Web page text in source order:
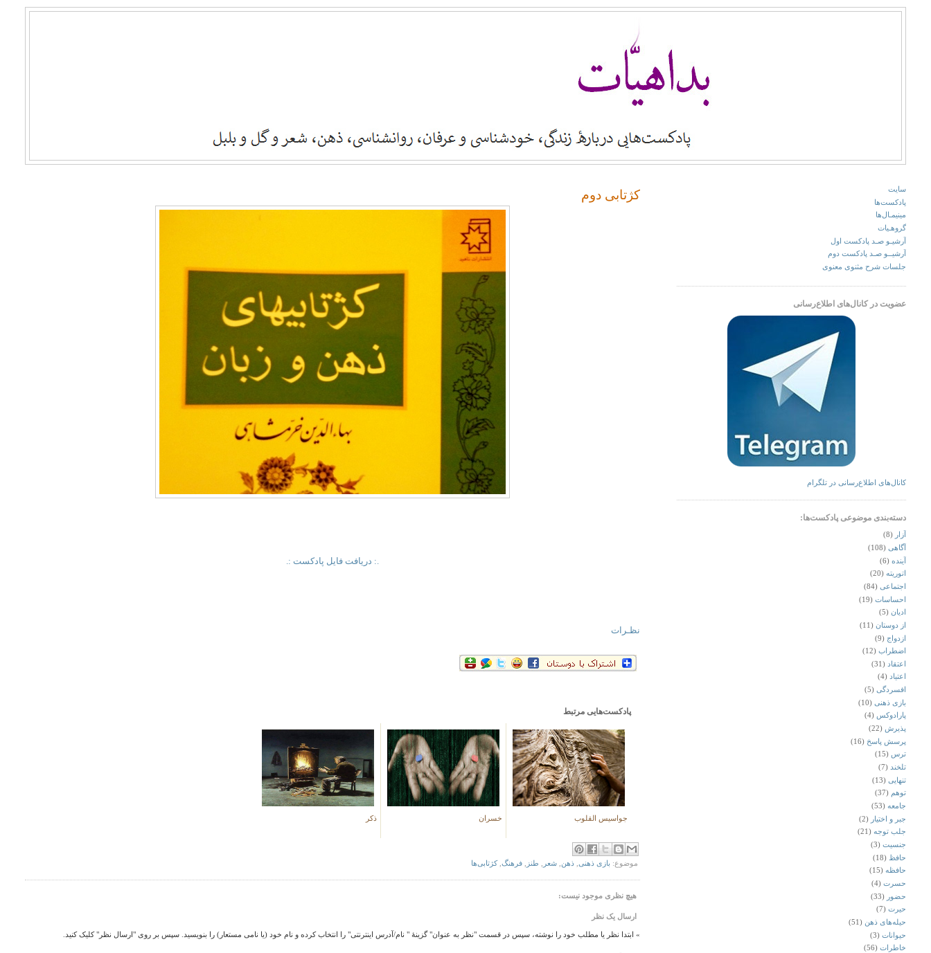
کژتابی دوم
.: دریافت فایل پادکست :.
نظـرات
پادکست‌هایی مرتبط
ذکر خسران جواسیس القلوب
موضوع: بازی ذهنی ,ذهن ,شعر طنز ,فرهنگ ,کژتابی‌ها
هیچ نظری موجود نیست:
ارسال یک نظر
» ابتدا نظر یا مطلب خود را نوشته، سپس در قسمت "نظر به عنوان" گزینهٔ " نام/آدرس اینترنتی" را انتخاب کرده و نام خود (یا نامی مستعار) را بنویسید. سپس بر روی "ارسال نظر" کلیک کنید.
سایت
پادکست‌ها
مینیمـال‌ها
گروهـیات
آرشیـو صـد پادکست اول
آرشیــو صـد پادکست دوم
جلسات شرح مثنوی معنوی
عضویت در کانا‌ل‌های اطلاع‌رسانی
کانال‌های اطلاع‌رسانی در تلگرام
دسته‌بندی موضوعی پادکست‌ها:
آزار (8)
آگاهی (108)
آینده (6)
اتوریته (20)
اجتماعی (84)
احساسات (19)
ادیان (5)
از دوستان (11)
ازدواج (9)
اضطراب (12)
اعتقاد (31)
اعتیاد (4)
افسردگی (5)
بازی ذهنی (10)
پارادوکس (4)
پذیرش (22)
پرسش پاسخ (16)
ترس (15)
تلخند (7)
تنهایی (13)
توهم (37)
جامعه (53)
جبر و اختیار (2)
جلب توجه (21)
جنسیت (3)
حافظ (18)
حافظه (15)
حسرت (4)
حضور (33)
حیرت (7)
حیله‌های ذهن (51)
حیوانات (3)
خاطرات (56)